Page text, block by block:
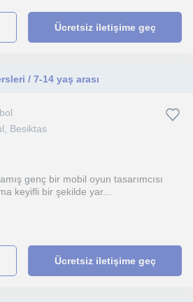
Ücretsiz iletişime geç
/ 7-14 yaş arası
Besiktas
genç bir mobil oyun tasarımcısı
keyifli bir şekilde yar...
Ücretsiz iletişime geç